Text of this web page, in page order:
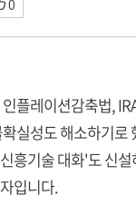
플레이션감축법,
실성도 해소하기로
흥기술 대화'도 신
입니다.